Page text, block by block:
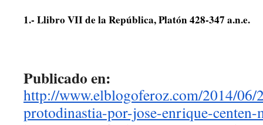
1.- Llibro VII de la República, Platón 428-347 a.n.e.
Publicado en:
http://www.elblogoferoz.com/2014/06/
protodinastia-por-jose-enrique-